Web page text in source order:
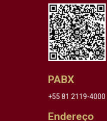
PABX
+55 81 2119-4000
Endereço